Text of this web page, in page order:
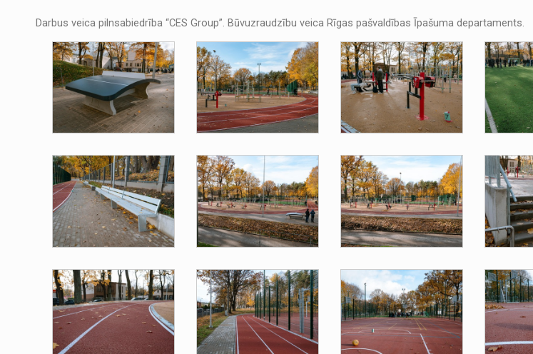
Darbus veica pilnsabiedrība “CES Group”. Būvuzraudzību veica Rīgas pašvaldības Īpašuma departaments.